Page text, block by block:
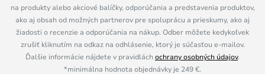
na produkty alebo akciové balíčky, odporúčania a predstavenia produktov,
ako aj obsah od možných partnerov pre spoluprácu a prieskumy, ako aj
žiadosti o recenzie a odporúčania na nákup. Odber môžete kedykoľvek
zrušiť kliknutím na odkaz na odhlásenie, ktorý je súčasťou e-mailov.
Ďalšie informácie nájdete v pravidláchochrany osobných údajov.
*minimálna hodnota objednávky je 249 €.